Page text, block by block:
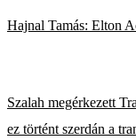
Hajnal Tamás: Elton
Szalah megérkezett
ez történt szerdán a